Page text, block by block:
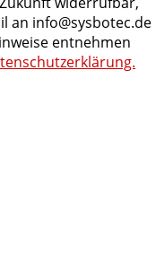
an info@sysbotec.de
entnehmen